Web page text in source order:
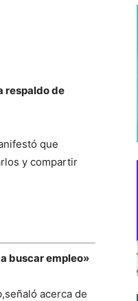
respaldo de
que
y compartir
buscar empleo»
acerca de